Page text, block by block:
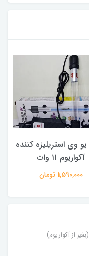
وی استریلیزه کننده
آکواریوم ۱۱ وات
1,590,000 تومان